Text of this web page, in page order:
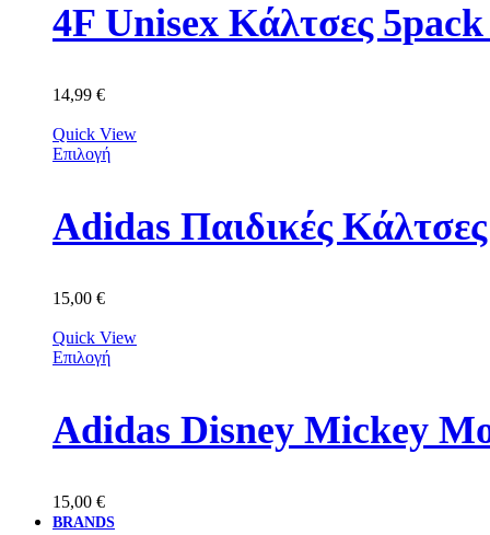
4F Unisex Κάλτσες
14,99 €
Quick View
Επιλογή
Adidas Παιδικές
15,00 €
Quick View
Επιλογή
Adidas Disney Mickey
15,00 €
BRANDS